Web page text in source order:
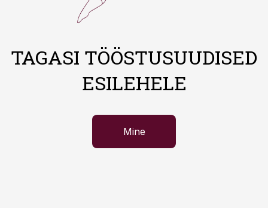
TAGASI TÖÖSTUSUUDISED
ESILEHELE
Mine